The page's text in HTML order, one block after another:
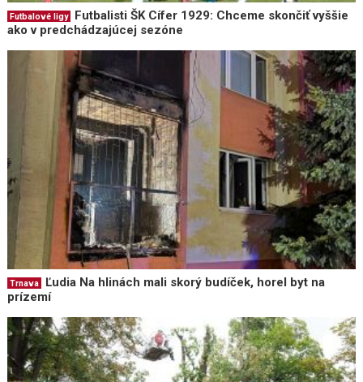
Futbalové ligy
Futbalisti ŠK Cífer 1929: Chceme skončiť vyššie
ako v predchádzajúcej sezóne
Trnava
Ľudia Na hlinách mali skorý budíček, horel byt na
prízemí